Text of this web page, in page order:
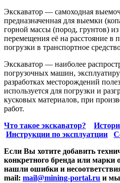
Экскаватор — самоходная
предназначенная для выемки
горной массы (пород, грунтов)
перемещения её на расстояние в
погрузки в транспортное
Экскаватор — наиболее
погрузочных машин,
разработках месторождений
используется для погрузки и
кусковых материалов, при
работ.
Что такое экскаватор?
Инструкции по эксплуатции
Если Вы хотите добавить
конкретного бренда или марки
нашли ошибки и
mail: mail@mining-portal.ru и мы